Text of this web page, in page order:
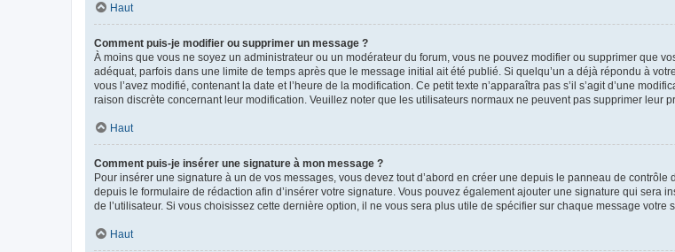
Haut
Comment puis-je modifier ou supprimer un message ?
À moins que vous ne soyez un administrateur ou un modérateur du forum, vous ne pouvez modifier ou supprimer que
adéquat, parfois dans une limite de temps après que le message initial ait été publié. Si quelqu’un a déjà répondu à
vous l’avez modifié, contenant la date et l’heure de la modification. Ce petit texte n’apparaîtra pas s’il s’agit d’une
raison discrète concernant leur modification. Veuillez noter que les utilisateurs normaux ne peuvent pas supprimer leur
Haut
Comment puis-je insérer une signature à mon message ?
Pour insérer une signature à un de vos messages, vous devez tout d’abord en créer une depuis le panneau de
depuis le formulaire de rédaction afin d’insérer votre signature. Vous pouvez également ajouter une signature qui
de l’utilisateur. Si vous choisissez cette dernière option, il ne vous sera plus utile de spécifier sur chaque message votre
Haut